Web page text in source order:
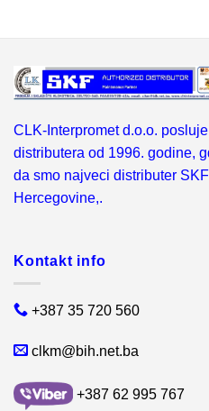
CLK-Interpromet d.o.o.
distributera od 1996. godine,
da smo najveci distributer
Hercegovine,.
Kontakt info
+387 35 720 560
clkm@bih.net.ba
+387 62 995 767